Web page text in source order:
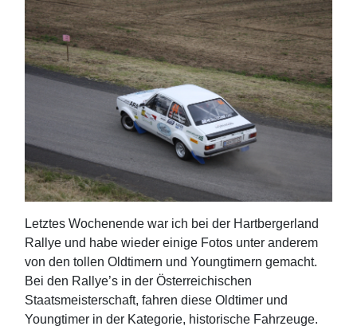
Letztes Wochenende war ich bei der Hartbergerland
Rallye und habe wieder einige Fotos unter anderem
von den tollen Oldtimern und Youngtimern gemacht.
Bei den Rallye’s in der Österreichischen
Staatsmeisterschaft, fahren diese Oldtimer und
Youngtimer in der Kategorie, historische Fahrzeuge.